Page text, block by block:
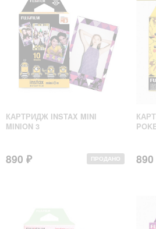
КАРТРИДЖ INSTAX MINI
MINION 3
890 ₽ ПРОДАНО